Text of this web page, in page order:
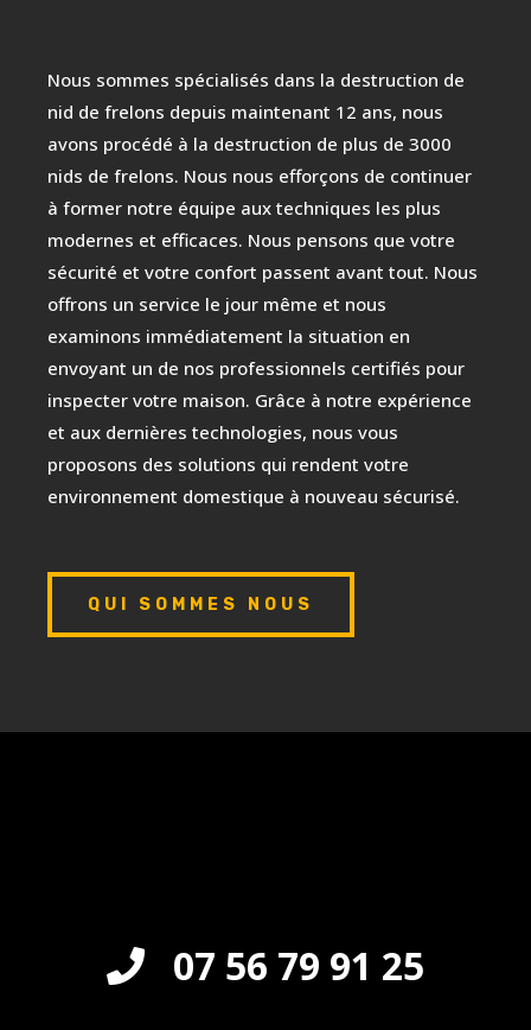
Nous sommes spécialisés dans la destruction de
nid de frelons depuis maintenant 12 ans, nous
avons procédé à la destruction de plus de 3000
nids de frelons. Nous nous efforçons de continuer
à former notre équipe aux techniques les plus
modernes et efficaces. Nous pensons que votre
sécurité et votre confort passent avant tout. Nous
offrons un service le jour même et nous
examinons immédiatement la situation en
envoyant un de nos professionnels certifiés pour
inspecter votre maison. Grâce à notre expérience
et aux dernières technologies, nous vous
proposons des solutions qui rendent votre
environnement domestique à nouveau sécurisé.
QUI SOMMES NOUS
07 56 79 91 25